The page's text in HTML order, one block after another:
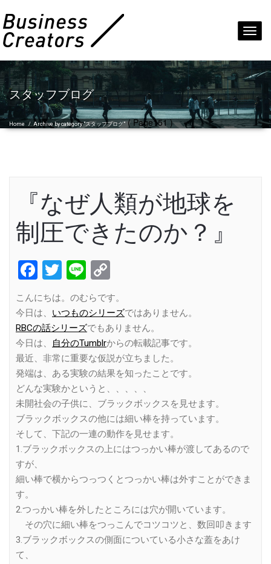
スタッフブログ
Home /Archive by category "スタッフブログ"( Page151 )
『なぜ人類が地球を
制圧できたのか？』
Facebook
Twitter
Line
Link
こんにちは。のむらです。
今日は、 いつものシリーズではありません。
RBCの話シリーズでもありません。
今日は、
自分のTumblrからの転載記事です。
最近、非常に重要な仮説が立ちました。
発端は、ある実験の結果を知ったことです。
どんな実験かというと、、、、、
未開社会の子供に、ブラックボックスを見せます。
ブラックボックスの他には細い棒を持っています。
そして、下記の一連の動作を見せます。
1.ブラックボックスの上にはつっかい棒が渡してあるので
すが、
細い棒で横からつっつくとつっかい棒は外すことができま
す。
2.つっかい棒を外したところには穴が開いています。
その穴に細い棒をつっこんでコツコツと、数回叩きます
3.ブラックボックスの側面についている小さな蓋をあけ
て、